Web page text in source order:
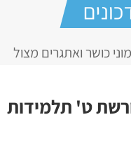
מגזין דיגיטלי
ט' תלמידות